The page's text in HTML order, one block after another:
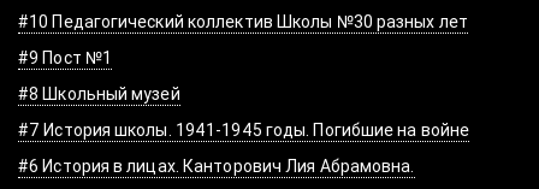
#10 Педагогический коллектив Школы №30 разных лет
#9 Пост №1
#8 Школьный музей
#7 История школы. 1941-1945 годы. Погибшие на войне
#6 История в лицах. Канторович Лия Абрамовна.